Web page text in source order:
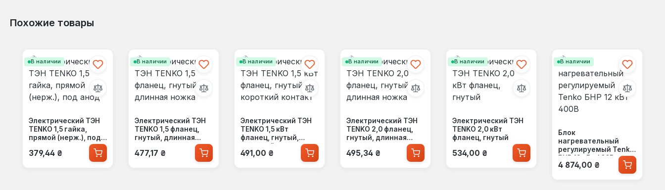
Похожие товары
В наличии
Электрический ТЭН
TENKO 1,5 гайка,
прямой (нерж.), под
Обычная цена:
379,44 ₴
В наличии
Электрический ТЭН
TENKO 1,5 фланец,
гнутый, длинная
Обычная цена:
477,17 ₴
В наличии
Электрический ТЭН
TENKO 1,5 кВт
фланец, гнутый,
короткий контакт
Обычная цена:
491,00 ₴
В наличии
Электрический ТЭН
TENKO 2,0 фланец,
гнутый, длинная
Обычная цена:
495,34 ₴
В наличии
Электрический ТЭН
TENKO 2,0 кВт
фланец, гнутый
Обычная цена:
534,00 ₴
В наличии
Блок
нагревательный
регулируемый Tenko
БНР 12 кВт 400В
Обычная цена:
4 874,00 ₴